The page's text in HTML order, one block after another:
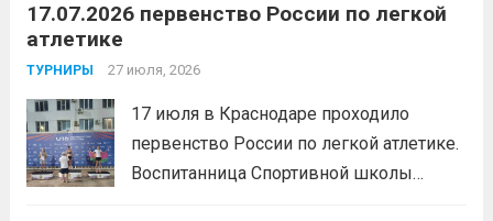
с Анитой Андрюковой — мастером
победительницей первенства
17.07.2026 первенство России по легкой
атлетике
ТУРНИРЫ 27 июля, 2026
17 июля в Краснодаре проходило
первенство России по легкой атлетике.
Воспитанница Спортивной школы